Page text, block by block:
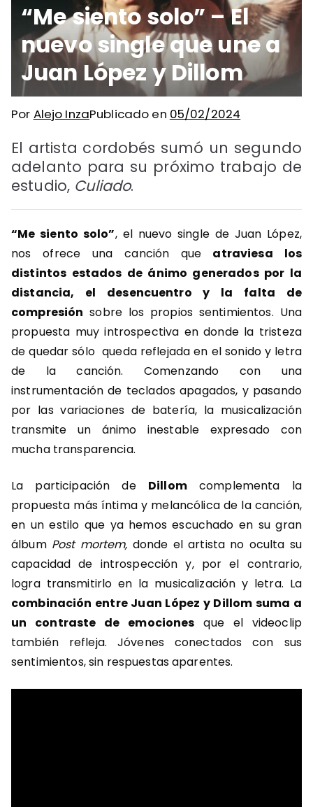
“Me siento solo” – El
nuevo single que une a
Juan López y Dillom
Por Alejo InzaPublicado en 05/02/2024
El artista cordobés sumó un segundo
adelanto para su próximo trabajo de
estudio, Culiado.
“Me siento solo”, el nuevo single de Juan López,
nos ofrece una canción que atraviesa los
distintos estados de ánimo generados por la
distancia, el desencuentro y la falta de
compresión sobre los propios sentimientos. Una
propuesta muy introspectiva en donde la tristeza
de quedar sólo queda reflejada en el sonido y letra
de la canción. Comenzando con una
instrumentación de teclados apagados, y pasando
por las variaciones de batería, la musicalización
transmite un ánimo inestable expresado con
mucha transparencia.
La participación de Dillomcomplementa la
propuesta más íntima y melancólica de la canción,
en un estilo que ya hemos escuchado en su gran
álbum Post mortem, donde el artista no oculta su
capacidad de introspección y, por el contrario,
logra transmitirlo en la musicalización y letra. La
combinación entre Juan López y Dillom suma a
un contraste de emociones que el videoclip
también refleja. Jóvenes conectados con sus
sentimientos, sin respuestas aparentes.